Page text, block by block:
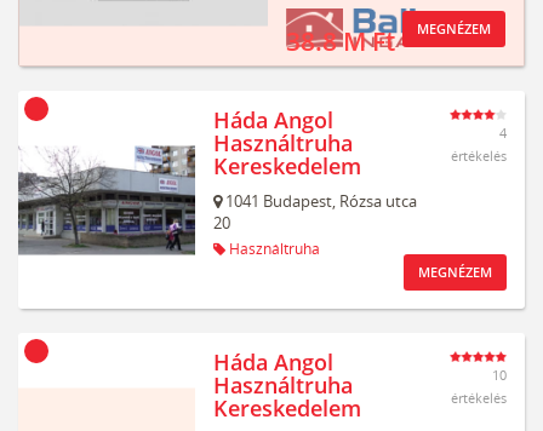
38.8 M Ft MEGNÉZEM
Háda Angol
Használtruha
Kereskedelem
1041 Budapest, Rózsa utca
20
Használtruha
4
értékelés
MEGNÉZEM
Háda Angol
Használtruha
Kereskedelem
10
értékelés